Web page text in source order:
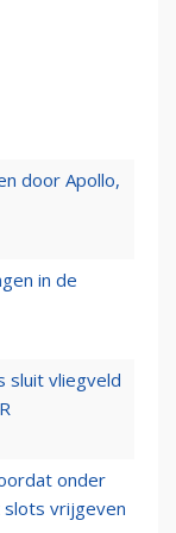
door Apollo,
in de
sluit vliegveld
onder
slots vrijgeven